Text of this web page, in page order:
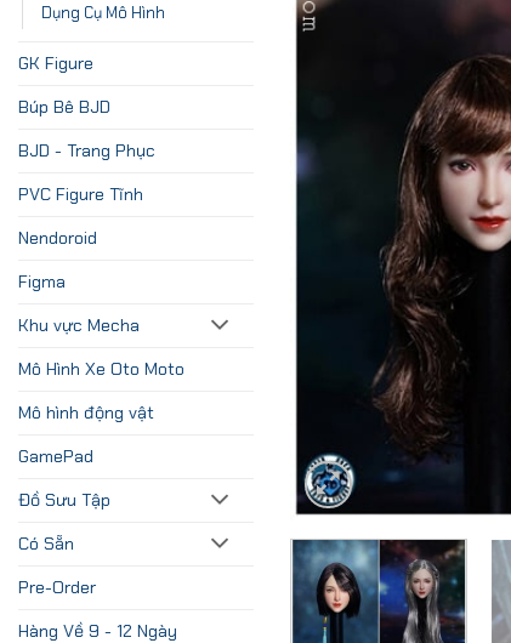
Dụng Cụ Mô Hình
GK Figure
Búp Bê BJD
BJD - Trang Phục
PVC Figure Tĩnh
Nendoroid
Figma
Khu vực Mecha
Mô Hình Xe Oto Moto
Mô hình động vật
GamePad
Đồ Sưu Tập
Có Sẵn
Pre-Order
Hàng Về 9 - 12 Ngày